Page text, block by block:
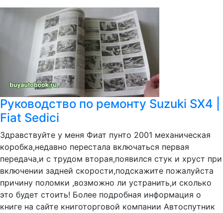
Руководство по ремонту Suzuki SX4 |
Fiat Sedici
Здравствуйте у меня Фиат пунто 2001 механическая
коробка,недавно перестала включаться первая
передача,и с трудом вторая,появился стук и хруст при
включении задней скорости,подскажите пожалуйста
причину поломки ,возможно ли устранить,и сколько
это будет стоить! Более подробная информация о
книге на сайте книготорговой компании Автоспутник